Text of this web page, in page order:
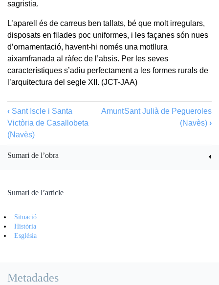
sagristia.
L’aparell és de carreus ben tallats, bé que molt irregulars,
disposats en filades poc uniformes, i les façanes són nues
d’ornamentació, havent-hi només una motllura
aixamfranada al ràfec de l’absis. Per les seves
característiques s’adiu perfectament a les formes rurals de
l’arquitectura del segle XII. (JCT-JAA)
‹ Sant Iscle i Santa
Victòria de Casallobeta
(Navès)
AmuntSant Julià de Pegueroles
(Navès) ›
Sumari de l’obra
Sumari de l’article
Situació
Història
Església
Metadades